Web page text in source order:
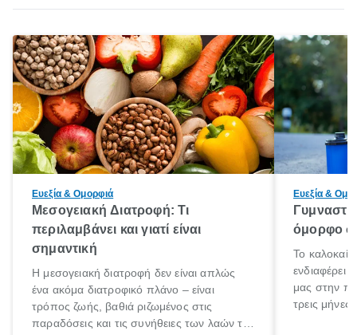
Ευεξία & Ομορφιά
Μεσογειακή Διατροφή: Τι
περιλαμβάνει και γιατί είναι
σημαντική
Η μεσογειακή διατροφή δεν είναι απλώς
ένα ακόμα διατροφικό πλάνο – είναι
τρόπος ζωής, βαθιά ριζωμένος στις
παραδόσεις και τις συνήθειες των λαών της
Ευεξία &
όμορφο
Το
ενδιαφέρει
μας στην
τρεις μήνες